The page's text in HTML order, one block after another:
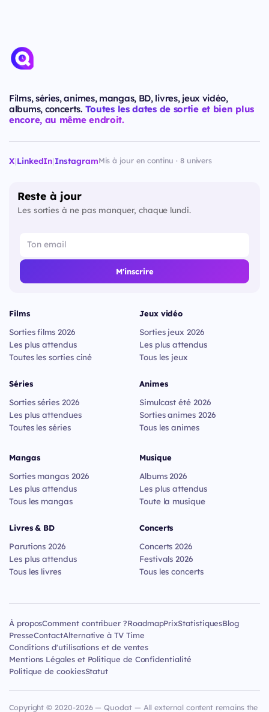
Films, séries, animes, mangas, BD, livres, jeux vidéo,
albums, concerts. Toutes les dates de sortie et bien plus
encore, au même endroit.
X|LinkedIn|InstagramMis à jour en continu · 8 univers
Reste à jour
Les sorties à ne pas manquer, chaque lundi.
M'inscrire
Films
Sorties films 2026
Les plus attendus
Toutes les sorties ciné
Séries
Sorties séries 2026
Les plus attendues
Toutes les séries
Jeux vidéo
Sorties jeux 2026
Les plus attendus
Tous les jeux
Animes
Simulcast été 2026
Sorties animes 2026
Tous les animes
Mangas
Sorties mangas 2026
Les plus attendus
Tous les mangas
Livres & BD
Parutions 2026
Les plus attendus
Tous les livres
Musique
Albums 2026
Les plus attendus
Toute la musique
Concerts
Concerts 2026
Festivals 2026
Tous les concerts
À proposComment contribuer ?RoadmapPrixStatistiquesBlog
PresseContactAlternative à TV Time
Conditions d'utilisations et de ventes
Mentions Légales et Politique de Confidentialité
Politique de cookiesStatut
Copyright © 2020-2026 — Quodat — All external content remains the